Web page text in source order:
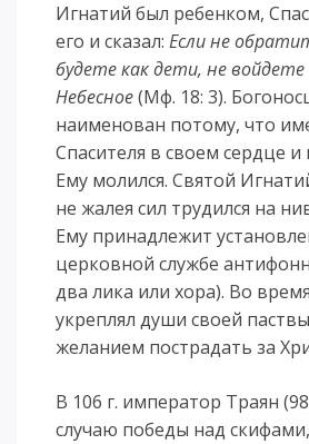
Игнатий был ребенком,
его и сказал:Если не
будете как дети, не
Небесное(Мф. 18: 3).
наименован потому, что
Спасителя в своем сердце и
Ему молился. Святой
не жалея сил трудился на
Ему принадлежит
церковной службе
два лика или хора). Во
укреплял души своей
желанием пострадать за
В 106 г. император Траян
случаю победы над